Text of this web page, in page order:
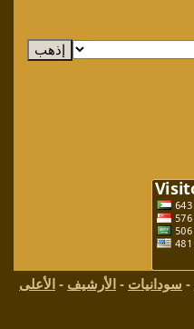
- سودانيات - الأرشيف - الأعلى